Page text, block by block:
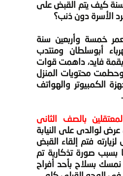
كيف يتم القبض على
الأسرة دون ذنب؟
خمسة وأربعين سنة
أبوسلطان ومنتدب
فايد، داهمت قوات
وحطمت محتويات المنزل
الكمبيوتر والهواتف
بالصف الثانى
لوالدى على النيابة
فتم إلقاء القبض
بسبب صورة تذكارية تم
نمسك بسلاح بأحد أفراح